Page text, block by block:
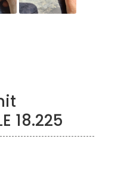
18.225